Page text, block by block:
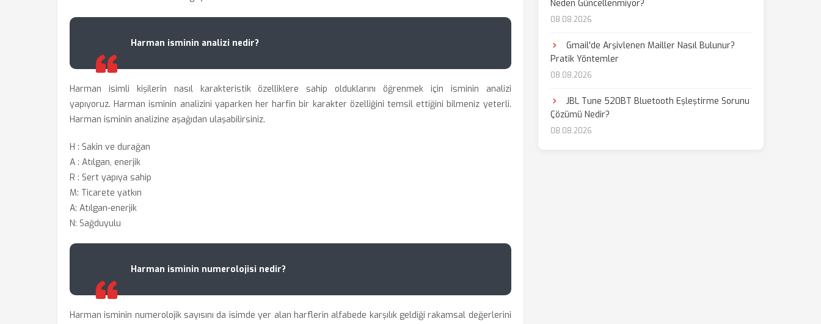
Harman isminin analizi nedir?
Harman isimli kişilerin nasıl karakteristik özelliklere sahip olduklarını öğrenmek için
isminin analizi
yapıyoruz. Harman isminin analizini yaparken her harfin bir karakter özelliğini temsil ettiğini bilmeniz yeterli.
Harman isminin analizine aşağıdan ulaşabilirsiniz.
H : Sakin ve durağan
A : Atılgan, enerjik
R : Sert yapıya sahip
M: Ticarete yatkın
A: Atılgan-enerjik
N: Sağduyulu
Harman isminin numerolojisi nedir?
Harman isminin numerolojik sayısını da isimde yer alan harflerin alfabede karşılık geldiği rakamsal değerlerini
Neden Güncellenmiyor?
08.08.2026
Gmail'de Arşivlenen Mailler Nasıl Bulunur?
Pratik Yöntemler
08.08.2026
JBL Tune 520BT Bluetooth Eşleştirme Sorunu
Çözümü Nedir?
08.08.2026